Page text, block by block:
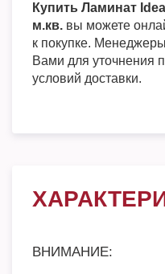
Купить Ламинат
м.кв. вы можете
к покупке.
Вами для уточнения
условий доставки.
ВНИМАНИЕ: